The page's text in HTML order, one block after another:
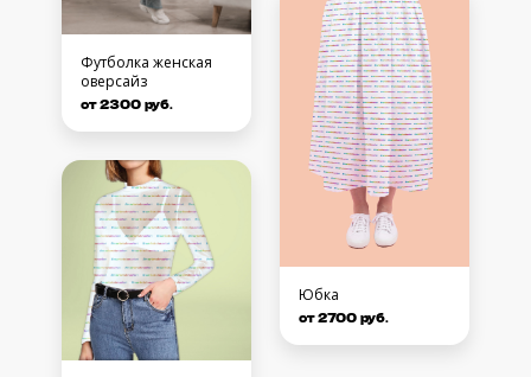
Футболка женская
оверсайз
от 2300 руб.
Юбка
от 2700 руб.